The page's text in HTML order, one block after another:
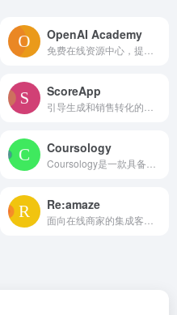
OpenAI Academy
ScoreApp
Coursology
Re:amaze